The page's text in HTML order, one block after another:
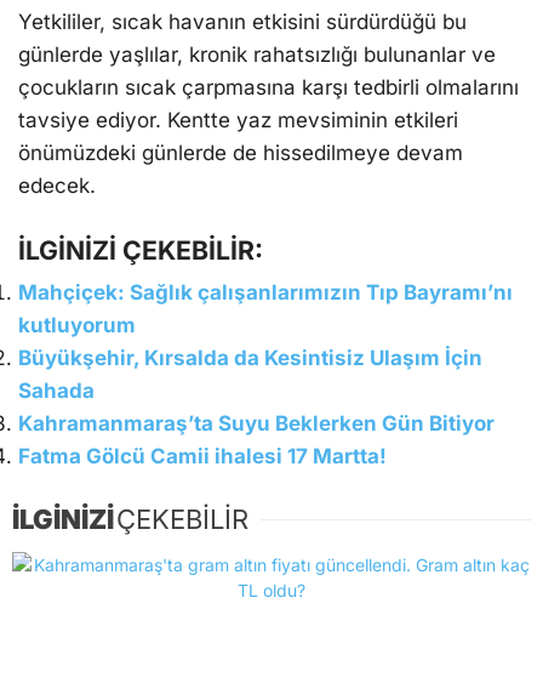
Yetkililer, sıcak havanın etkisini sürdürdüğü bu
günlerde yaşlılar, kronik rahatsızlığı bulunanlar ve
çocukların sıcak çarpmasına karşı tedbirli olmalarını
tavsiye ediyor. Kentte yaz mevsiminin etkileri
önümüzdeki günlerde de hissedilmeye devam
edecek.
İLGİNİZİ ÇEKEBİLİR:
Mahçiçek: Sağlık çalışanlarımızın Tıp Bayramı’nı
kutluyorum
Büyükşehir, Kırsalda da Kesintisiz Ulaşım İçin
Sahada
Kahramanmaraş’ta Suyu Beklerken Gün Bitiyor
Fatma Gölcü Camii ihalesi 17 Martta!
İLGİNİZİÇEKEBİLİR